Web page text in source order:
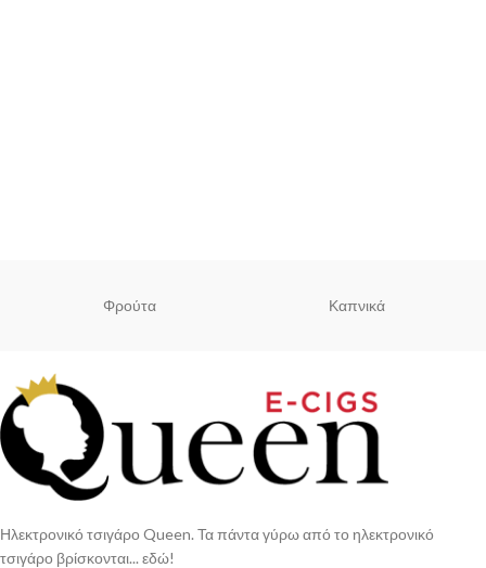
Φρούτα Καπνικά
Ηλεκτρονικό τσιγάρο Queen. Τα πάντα γύρω από το ηλεκτρονικό
τσιγάρο βρίσκονται... εδώ!